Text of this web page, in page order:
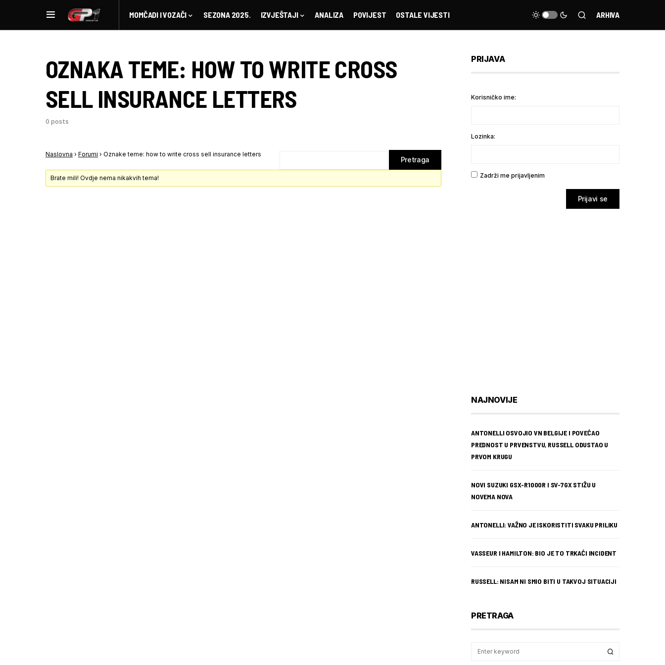
MOMČADI I VOZAČI SEZONA 2025. IZVJEŠTAJI ANALIZA POVIJEST OSTALE VIJESTI ARHIVA
OZNAKA TEME: HOW TO WRITE CROSS
SELL INSURANCE LETTERS
0 posts
Naslovna › Forumi › Oznake teme: how to write cross sell insurance letters
Brate mili! Ovdje nema nikakvih tema!
PRIJAVA
Korisničko ime:
Lozinka:
Zadrži me prijavljenim
Prijavi se
NAJNOVIJE
ANTONELLI OSVOJIO VN BELGIJE I POVEĆAO
PREDNOST U PRVENSTVU, RUSSELL ODUSTAO U
PRVOM KRUGU
NOVI SUZUKI GSX-R1000R I SV-7GX STIŽU U
NOVEMA NOVA
ANTONELLI: VAŽNO JE ISKORISTITI SVAKU PRILIKU
VASSEUR I HAMILTON: BIO JE TO TRKAĆI INCIDENT
RUSSELL: NISAM NI SMIO BITI U TAKVOJ SITUACIJI
PRETRAGA